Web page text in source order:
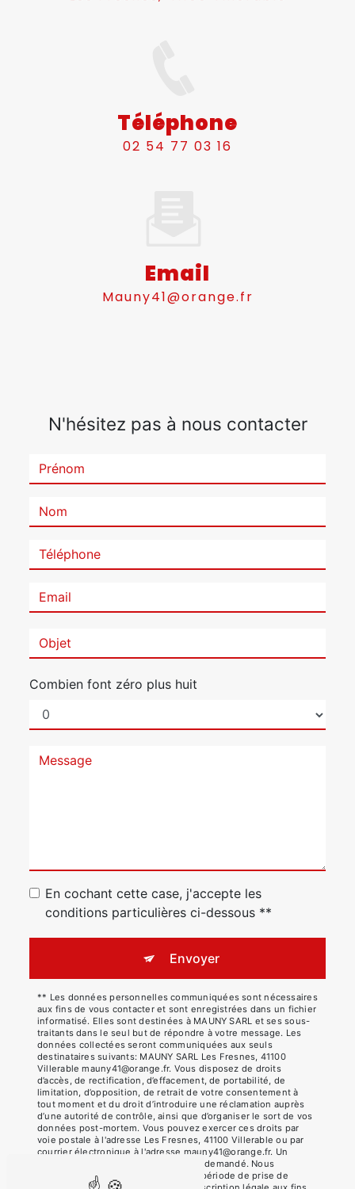
Téléphone
02 54 77 03 16
Email
mauny41@orange.fr
N'hésitez pas à nous contacter
Combien font zéro plus huit
En cochant cette case, j'accepte les
conditions particulières ci-dessous **
Envoyer
** Les données personnelles communiquées sont nécessaires
aux fins de vous contacter et sont enregistrées dans un fichier
informatisé. Elles sont destinées à MAUNY SARL et ses sous-
traitants dans le seul but de répondre à votre message. Les
données collectées seront communiquées aux seuls
destinataires suivants: MAUNY SARL Les Fresnes, 41100
Villerable mauny41@orange.fr. Vous disposez de droits
d’accès, de rectification, d’effacement, de portabilité, de
limitation, d’opposition, de retrait de votre consentement à
tout moment et du droit d’introduire une réclamation auprès
d’une autorité de contrôle, ainsi que d’organiser le sort de vos
données post-mortem. Vous pouvez exercer ces droits par
voie postale à l'adresse Les Fresnes, 41100 Villerable ou par
courrier électronique à l'adresse mauny41@orange.fr. Un
justificatif d'identité pourra vous être demandé. Nous
conservons vos données pendant la période de prise de